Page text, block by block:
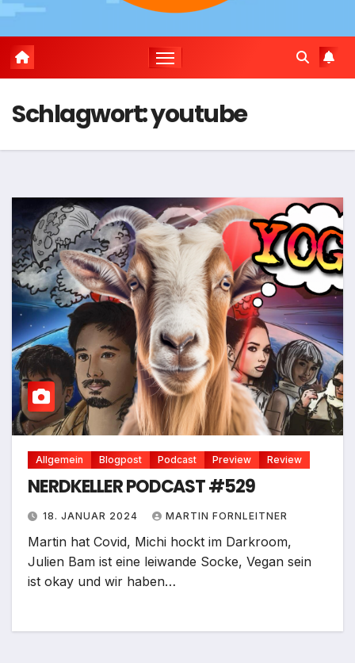
Schlagwort:youtube
Allgemein Blogpost Podcast Preview Review
NERDKELLER PODCAST #529
18. JANUAR 2024 MARTIN FORNLEITNER
Martin hat Covid, Michi hockt im Darkroom,
Julien Bam ist eine leiwande Socke, Vegan sein
ist okay und wir haben…